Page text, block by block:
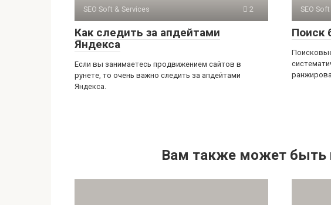
SEO Soft & Services 2
Как следить за апдейтами
Яндекса
Если вы занимаетесь продвижением сайтов в
рунете, то очень важно следить за апдейтами
Яндекса.
SEO
Поиск
Вам также может быть